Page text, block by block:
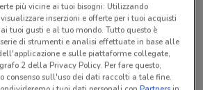
più vicine ai tuoi bisogni: Utilizzando
inserzioni e offerte per i tuoi acquisti
tuoi gusti e al tuo mondo. Tutto questo è
di strumenti e analisi effettuate in base alle
e sulle piattaforme collegate,
2 della Privacy Policy. Per fare questo,
consenso sull'uso dei dati raccolti a tale fine.